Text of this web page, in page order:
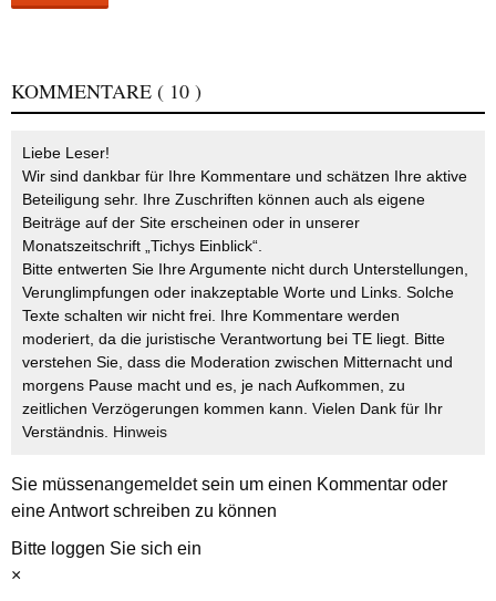
KOMMENTARE ( 10 )
Liebe Leser!
Wir sind dankbar für Ihre Kommentare und schätzen Ihre aktive
Beteiligung sehr. Ihre Zuschriften können auch als eigene
Beiträge auf der Site erscheinen oder in unserer
Monatszeitschrift „Tichys Einblick“.
Bitte entwerten Sie Ihre Argumente nicht durch Unterstellungen,
Verunglimpfungen oder inakzeptable Worte und Links. Solche
Texte schalten wir nicht frei. Ihre Kommentare werden
moderiert, da die juristische Verantwortung bei TE liegt. Bitte
verstehen Sie, dass die Moderation zwischen Mitternacht und
morgens Pause macht und es, je nach Aufkommen, zu
zeitlichen Verzögerungen kommen kann. Vielen Dank für Ihr
Verständnis. Hinweis
Sie müssenangemeldetsein um einen Kommentar oder
eine Antwort schreiben zu können
Bitte loggen Sie sich ein
×